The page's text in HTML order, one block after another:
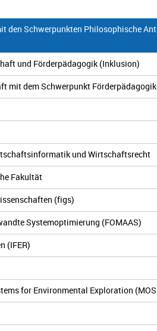
den Schwerpunkten Philosophische
und Förderpädagogik (Inklusion)
mit dem Schwerpunkt Förderpädagogik
und Wirtschaftsrecht
Fakultät
(figs)
Systemoptimierung (FOMAAS)
(IFER)
for Environmental Exploration